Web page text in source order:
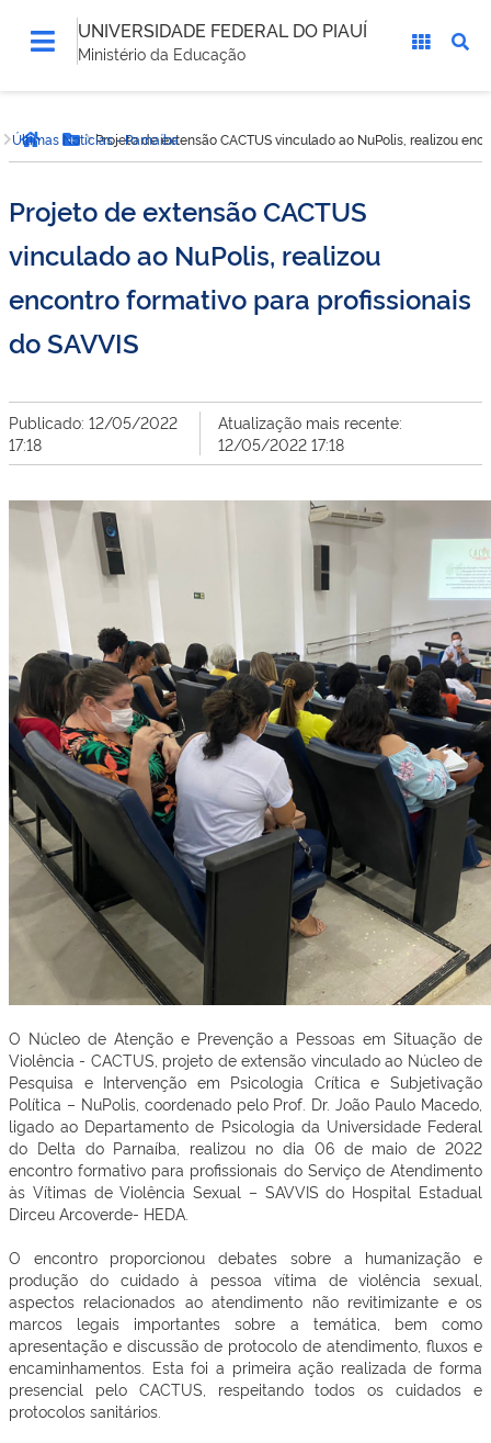
UNIVERSIDADE FEDERAL DO PIAUÍ
Ministério da Educação
está
aqui:Página inicial
Botão Menu
Últimas Notícias - ParnaíbaProjeto de extensão CACTUS vinculado ao NuPolis, realizou
Projeto de extensão CACTUS
vinculado ao NuPolis, realizou
encontro formativo para profissionais
do SAVVIS
Publicado: 12/05/2022
17:18
Atualização mais recente:
12/05/2022 17:18
O Núcleo de Atenção e Prevenção a Pessoas em Situação de
Violência - CACTUS, projeto de extensão vinculado ao Núcleo de
Pesquisa e Intervenção em Psicologia Crítica e Subjetivação
Política – NuPolis, coordenado pelo Prof. Dr. João Paulo Macedo,
ligado ao Departamento de Psicologia da Universidade Federal
do Delta do Parnaíba, realizou no dia 06 de maio de 2022
encontro formativo para profissionais do Serviço de Atendimento
às Vítimas de Violência Sexual – SAVVIS do Hospital Estadual
Dirceu Arcoverde- HEDA.
O encontro proporcionou debates sobre a humanização e
produção do cuidado à pessoa vítima de violência sexual,
aspectos relacionados ao atendimento não revitimizante e os
marcos legais importantes sobre a temática, bem como
apresentação e discussão de protocolo de atendimento, fluxos e
encaminhamentos. Esta foi a primeira ação realizada de forma
presencial pelo CACTUS, respeitando todos os cuidados e
protocolos sanitários.